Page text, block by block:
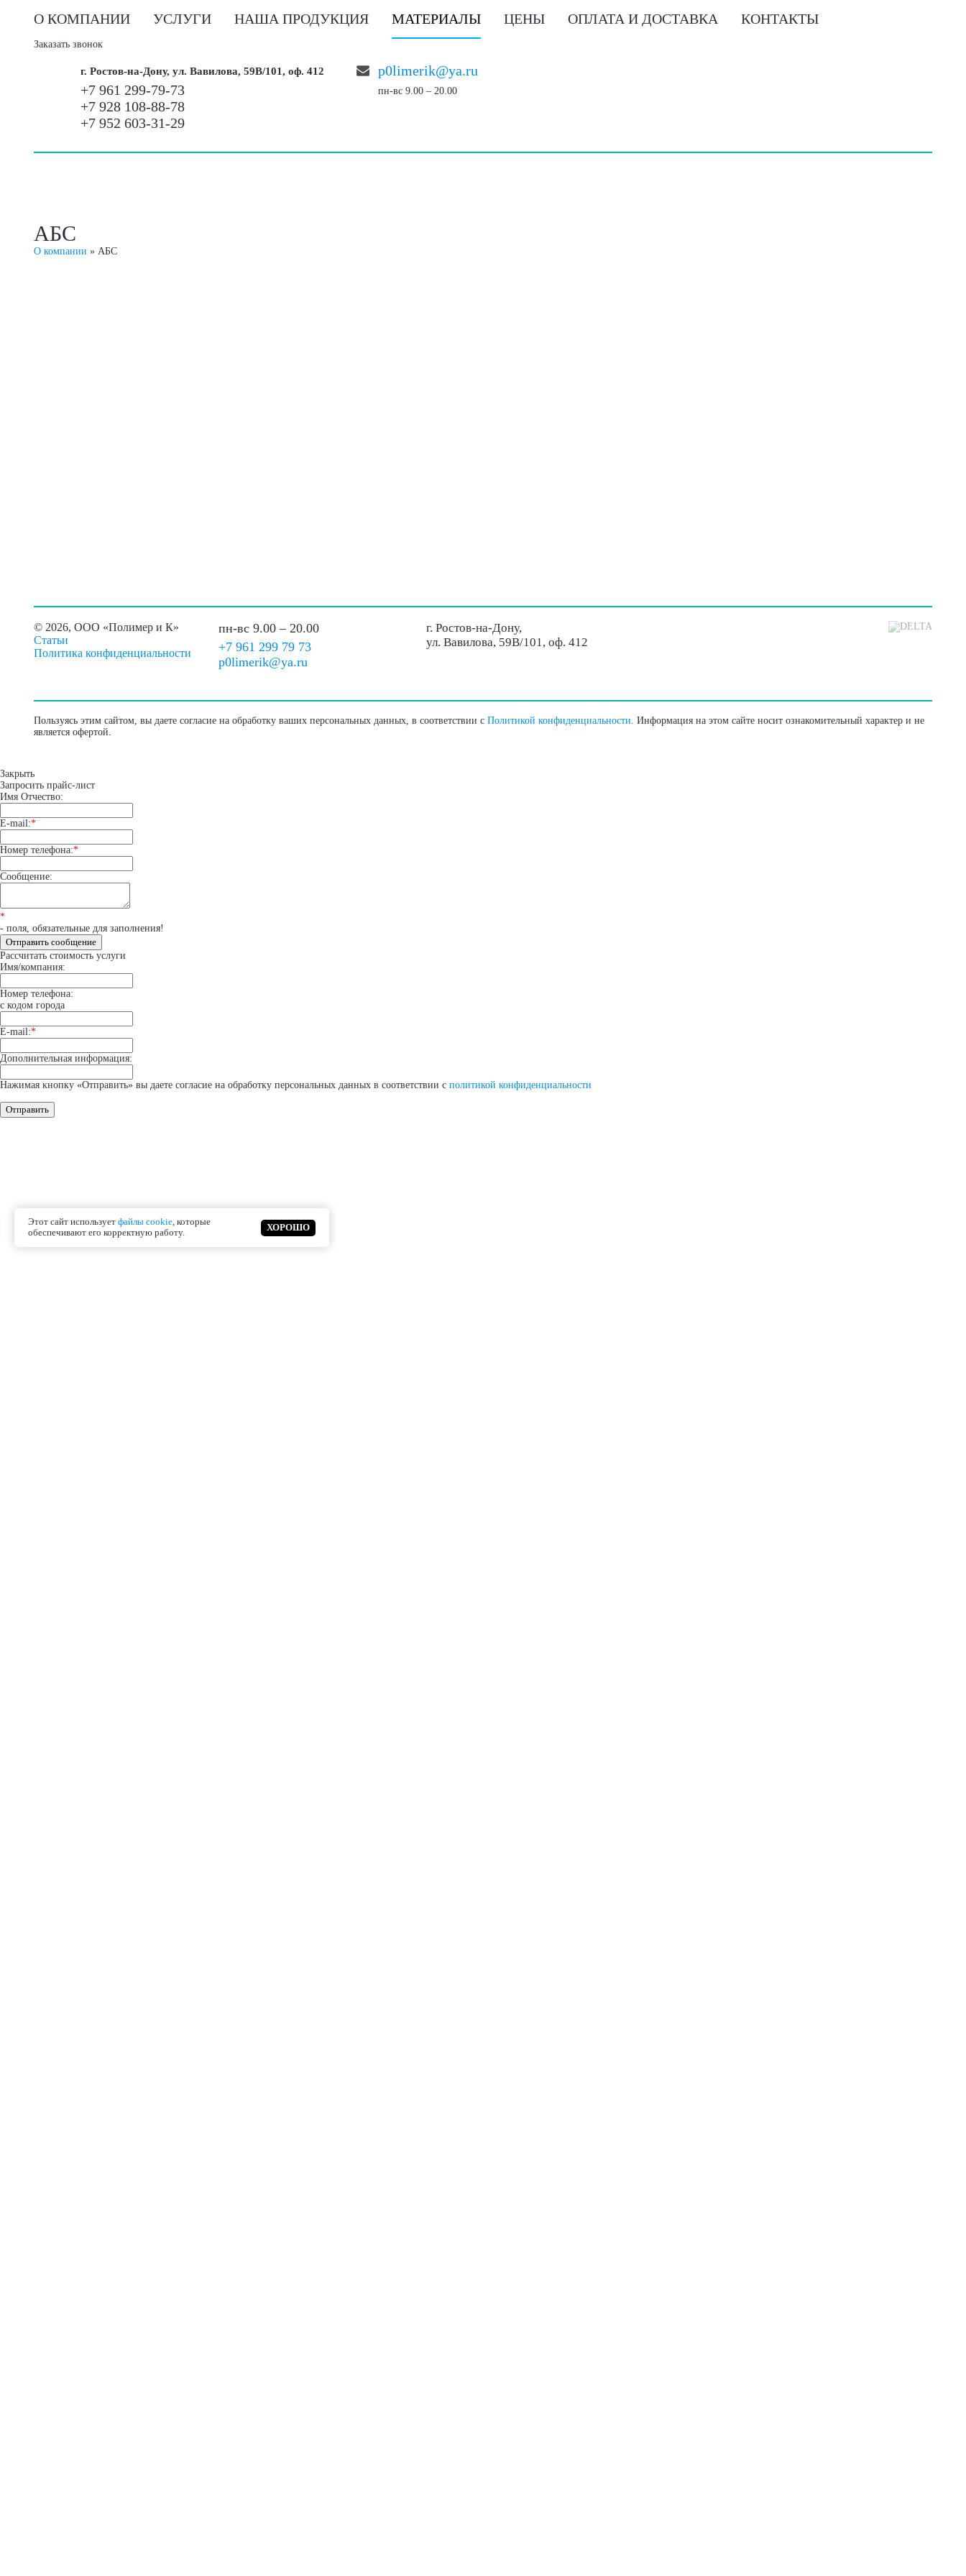
О КОМПАНИИ УСЛУГИ НАША ПРОДУКЦИЯ МАТЕРИАЛЫ ЦЕНЫ ОПЛАТА И ДОСТАВКА КОНТАКТЫ
Заказать звонок
г. Ростов-на-Дону, ул. Вавилова, 59В/101, оф. 412
+7 961 299-79-73
+7 928 108-88-78
+7 952 603-31-29
p0limerik@ya.ru
пн-вс 9.00 – 20.00
АБС
О компании »АБС
© 2026, ООО «Полимер и К»
Статьи
Политика конфиденциальности
пн-вс 9.00 – 20.00
+7 961 299 79 73
p0limerik@ya.ru
г. Ростов-на-Дону,
ул. Вавилова, 59В/101, оф. 412
Пользуясь этим сайтом, вы даете согласие на обработку ваших персональных данных, в соответствии сПолитикой конфиденциальности. Информация на этом сайте носит ознакомительный характер и не
является офертой.
Закрыть
Запросить прайс-лист
Имя Отчество:
E-mail:*
Номер телефона:*
Сообщение:
*
- поля, обязательные для заполнения!
Отправить сообщение
Рассчитать стоимость услуги
Имя/компания:
Номер телефона:
с кодом города
E-mail:*
Дополнительная информация:
Нажимая кнопку «Отправить» вы даете согласие на обработку персональных данных в соответствии с политикой конфиденциальности
Отправить
Этот сайт использует файлы cookie, которые
обеспечивают его корректную работу.
ХОРОШО